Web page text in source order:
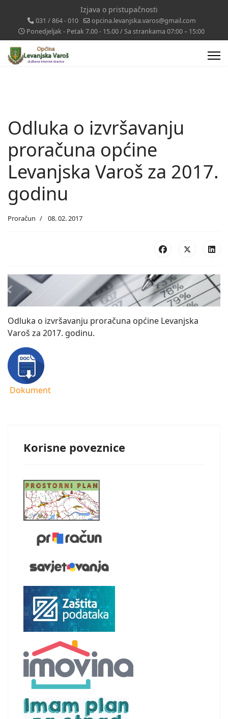
Izjava o pristupačnosti
031 / 864 - 010
opcina.levanjska.varos@gmail.com
Ponedjeljak - Petak 7.00 - 15.00 / Sa strankama 07:00 – 15:00
Odluka o izvršavanju
proračuna općine
Levanjska Varoš za 2017.
godinu
Proračun 08. 02. 2017
Odluka o izvršavanju proračuna općine Levanjska
Varoš za 2017. godinu.
Dokument
Korisne poveznice